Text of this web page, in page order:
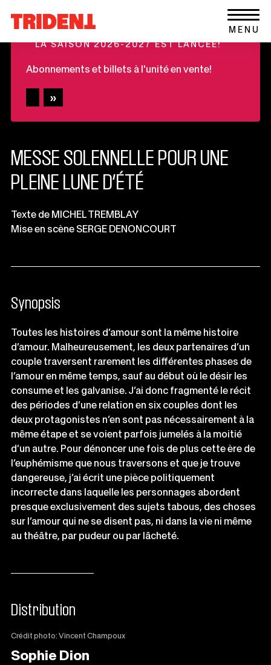
la
page
MENU
+
LA SAISON 2026-2027 EST LANCÉE!
Abonnements et billets à l'unité en vente!
MESSE SOLENNELLE POUR UNE
PLEINE LUNE D’ÉTÉ
Informations
importantes
Texte de MICHEL TREMBLAY
Mise en scène SERGE DENONCOURT
Synopsis
Toutes les histoires d’amour sont la même histoire
d’amour. Malheureusement, les deux partenaires d’un
couple traversent rarement les différentes phases de
l’amour en même temps, sauf au début où le désir les
consume et les galvanise. J’ai donc fragmenté le récit
des périodes d’une relation en six couples dont les
deux protagonistes n’en sont pas nécessairement à la
même étape et se voient parfois jumelés à la moitié
d’un autre. Pour dénoncer une fois de plus cette ère de
l’euphémisme que nous traversons et que je trouve
dangereuse, j’ai écrit une pièce politiquement
incorrecte dans laquelle les personnages abordent
presque exclusivement des sujets tabous, des choses
sur l’amour qui ne se disent pas, ni dans la vie ni même
au théâtre, par pudeur ou par lâcheté.
Distribution
Crédit photo: Vincent Champoux
Sophie Dion